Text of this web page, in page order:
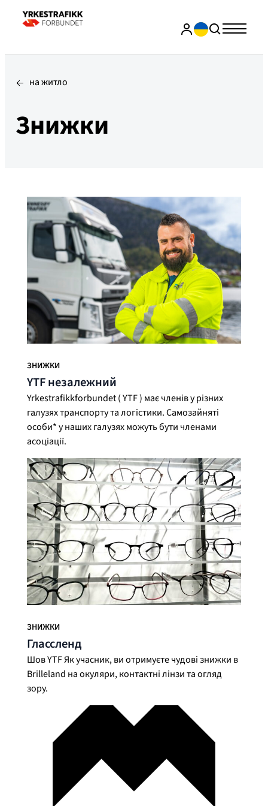
на житло
Знижки
ЗНИЖКИ
YTF незалежний
Yrkestrafikkforbundet ( YTF ) має членів у різних
галузях транспорту та логістики. Самозайняті
особи* у наших галузях можуть бути членами
асоціації.
ЗНИЖКИ
Глассленд
Шов YTF Як учасник, ви отримуєте чудові знижки в
Brilleland на окуляри, контактні лінзи та огляд
зору.